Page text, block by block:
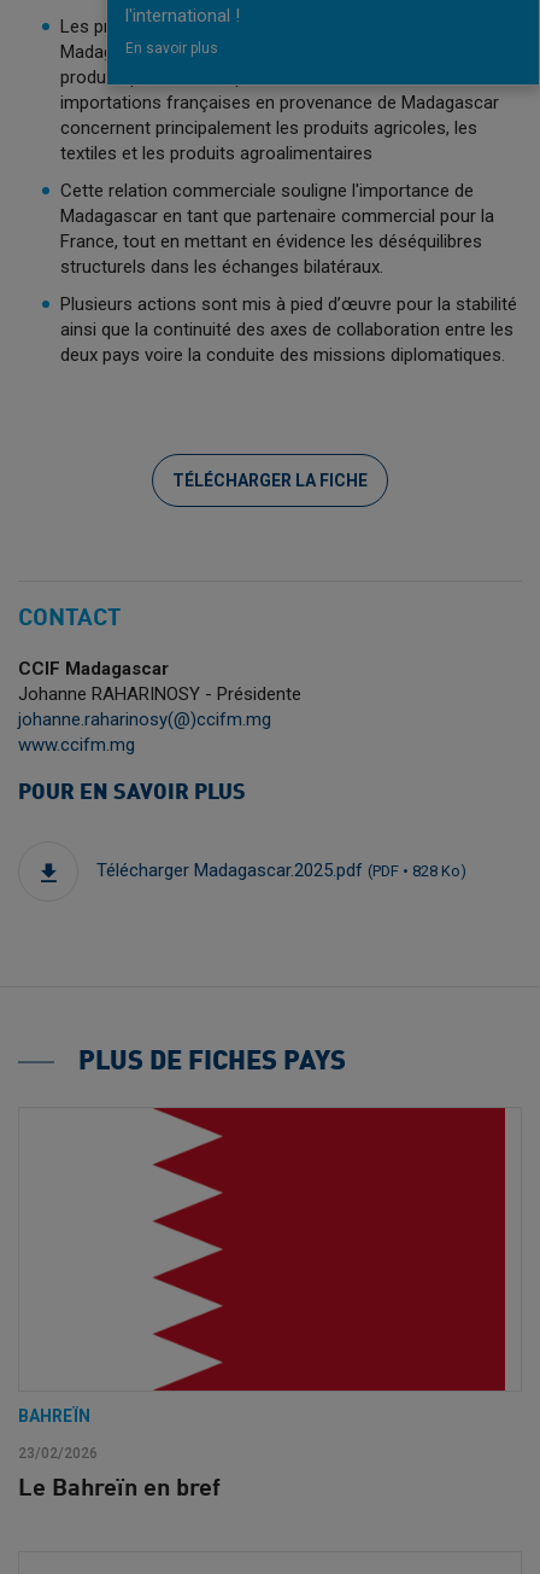
Les principaux produits exportés par la France vers
Madagascar incluent les équipements mécaniques, les
produits pharmaceutiques et les textiles. En revanche, les
importations françaises en provenance de Madagascar
concernent principalement les produits agricoles, les
textiles et les produits agroalimentaires
Cette relation commerciale souligne l'importance de
Madagascar en tant que partenaire commercial pour la
France, tout en mettant en évidence les déséquilibres
structurels dans les échanges bilatéraux.
Plusieurs actions sont mis à pied d’œuvre pour la stabilité
ainsi que la continuité des axes de collaboration entre les
deux pays voire la conduite des missions diplomatiques.
TÉLÉCHARGER LA FICHE
CONTACT
CCIF Madagascar
Johanne RAHARINOSY - Présidente
johanne.raharinosy(@)ccifm.mg
www.ccifm.mg
POUR EN SAVOIR PLUS
Télécharger Madagascar.2025.pdf (PDF • 828 Ko)
PLUS DE FICHES PAYS
BAHREÏN
23/02/2026
Le Bahreïn en bref
l'international !
En savoir plus